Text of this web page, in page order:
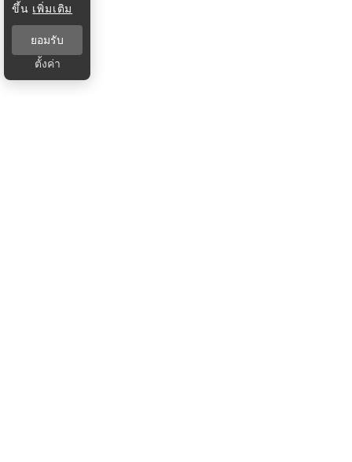
ขึ้น เพิ่มเติม
ยอมรับ
ตั้งค่า